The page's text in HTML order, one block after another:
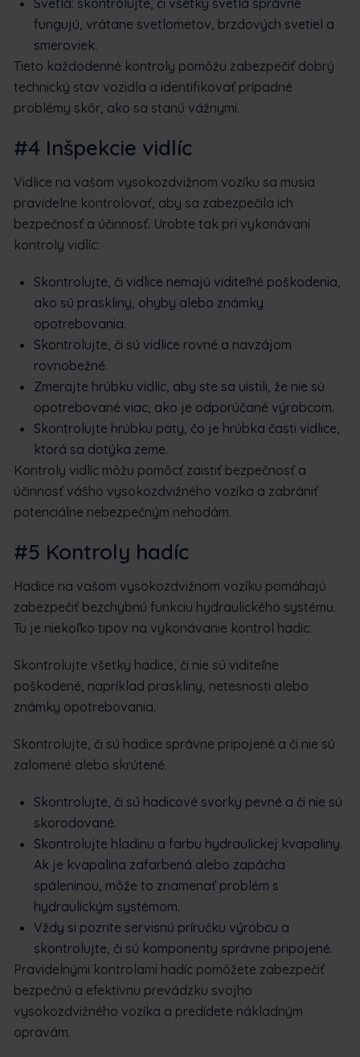
fungujú, vrátane svetlometov, brzdových svetiel a
smeroviek.
Tieto každodenné kontroly pomôžu zabezpečiť dobrý
technický stav vozidla a identifikovať prípadné
problémy skôr, ako sa stanú vážnymi.
#4 Inšpekcie vidlíc
Vidlice na vašom vysokozdvižnom vozíku sa musia
pravidelne kontrolovať, aby sa zabezpečila ich
bezpečnosť a účinnosť. Urobte tak pri vykonávaní
kontroly vidlíc:
Skontrolujte, či vidlice nemajú viditeľné poškodenia,
ako sú praskliny, ohyby alebo známky
opotrebovania.
Skontrolujte, či sú vidlice rovné a navzájom
rovnobežné.
Zmerajte hrúbku vidlíc, aby ste sa uistili, že nie sú
opotrebované viac, ako je odporúčané výrobcom.
Skontrolujte hrúbku päty, čo je hrúbka časti vidlice,
ktorá sa dotýka zeme.
Kontroly vidlíc môžu pomôcť zaistiť bezpečnosť a
účinnosť vášho vysokozdvižného vozíka a zabrániť
potenciálne nebezpečným nehodám.
#5 Kontroly hadíc
Hadice na vašom vysokozdvižnom vozíku pomáhajú
zabezpečiť bezchybnú funkciu hydraulického systému.
Tu je niekoľko tipov na vykonávanie kontrol hadíc:
Skontrolujte všetky hadice, či nie sú viditeľne
poškodené, napríklad praskliny, netesnosti alebo
známky opotrebovania.
Skontrolujte, či sú hadice správne pripojené a či nie sú
zalomené alebo skrútené.
Skontrolujte, či sú hadicové svorky pevné a či nie sú
skorodované.
Skontrolujte hladinu a farbu hydraulickej kvapaliny.
Ak je kvapalina zafarbená alebo zapácha
spáleninou, môže to znamenať problém s
hydraulickým systémom.
Vždy si pozrite servisnú príručku výrobcu a
skontrolujte, či sú komponenty správne pripojené.
Pravidelnými kontrolami hadíc pomôžete zabezpečiť
bezpečnú a efektívnu prevádzku svojho
vysokozdvižného vozíka a predídete nákladným
opravám.